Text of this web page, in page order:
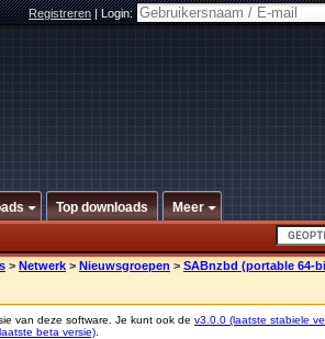
Registreren|Login:
Top downloads Meer
> Netwerk > Nieuwsgroepen > SABnzbd (portable 64-
van deze software. Je kunt ook de v3.0.0 (laatste stabiele
beta versie)